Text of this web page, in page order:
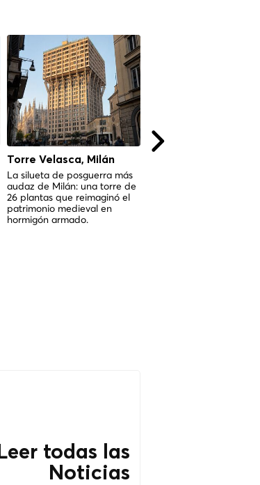
Torre Velasca, Milán
La silueta de posguerra más
audaz de Milán: una torre de
26 plantas que reimaginó el
patrimonio medieval en
hormigón armado.
Leer todas las
Noticias